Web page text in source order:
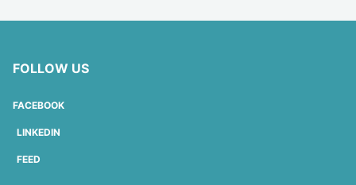
FOLLOW US
FACEBOOK
LINKEDIN
FEED